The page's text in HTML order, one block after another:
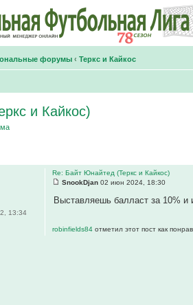
форумы ‹ Теркс и Кайкос
и Кайкос)
Re: Байт Юнайтед (Теркс и Кайкос)
SnookDjan 02 июн 2024, 18:30
Выставляешь балласт за 10% и
robinfields84 отметил этот пост как
13:34